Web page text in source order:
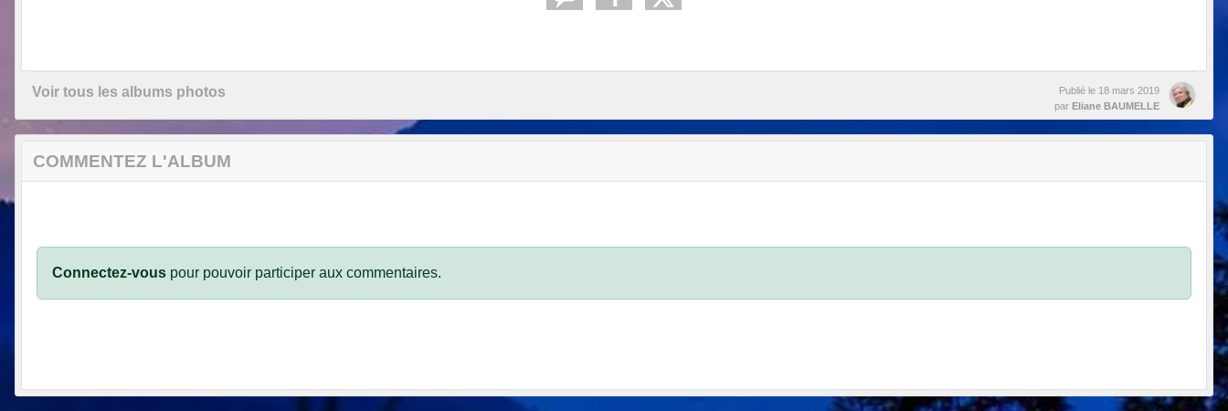
Voir tous les albums photos Publié le 18 mars 2019
par Eliane BAUMELLE
COMMENTEZ L'ALBUM
Connectez-vous pour pouvoir participer aux commentaires.